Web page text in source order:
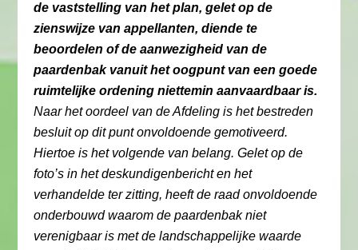
de vaststelling van het plan, gelet op de
zienswijze van appellanten, diende te
beoordelen of de aanwezigheid van de
paardenbak vanuit het oogpunt van een goede
ruimtelijke ordening niettemin aanvaardbaar is.
Naar het oordeel van de Afdeling is het bestreden
besluit op dit punt onvoldoende gemotiveerd.
Hiertoe is het volgende van belang. Gelet op de
foto’s in het deskundigenbericht en het
verhandelde ter zitting, heeft de raad onvoldoende
onderbouwd waarom de paardenbak niet
verenigbaar is met de landschappelijke waarde